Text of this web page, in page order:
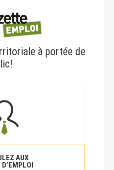
à portée de
AUX
D’EMPLOI